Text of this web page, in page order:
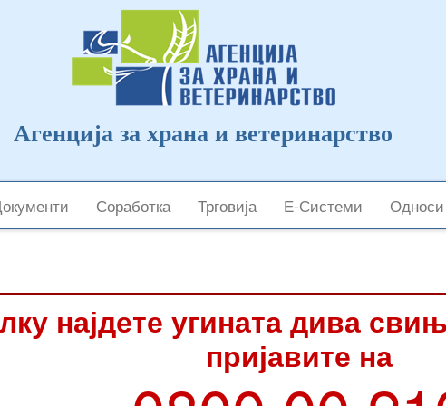
Агенција за храна и ветеринарство
Соработка Трговија Е-Системи Односи
најдете угината дива
пријавите на